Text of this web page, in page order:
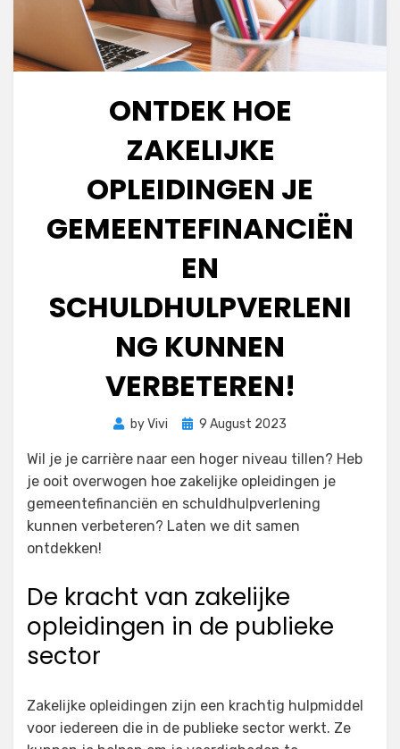
ONTDEK HOE
ZAKELIJKE
OPLEIDINGEN JE
GEMEENTEFINANCIËN
EN
SCHULDHULPVERLENI
NG KUNNEN
VERBETEREN!
byVivi
Posted
9 August 2023
Wil je je carrière naar een hoger niveau tillen? Heb
je ooit overwogen hoe zakelijke opleidingen je
gemeentefinanciën en schuldhulpverlening
kunnen verbeteren? Laten we dit samen
ontdekken!
De kracht van zakelijke
opleidingen in de publieke
sector
Zakelijke opleidingen zijn een krachtig hulpmiddel
voor iedereen die in de publieke sector werkt. Ze